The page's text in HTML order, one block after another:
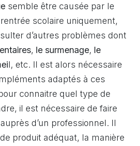
semble être causée par le
scolaire uniquement,
d’autres problèmes dont
, le surmenage, le
l, etc. Il est alors nécessaire
adaptés à ces
connaitre quel type de
il est nécessaire de faire
d’un professionnel. Il
produit adéquat, la manière